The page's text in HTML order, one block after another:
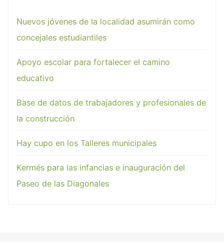
Nuevos jóvenes de la localidad asumirán como
concejales estudiantiles
Apoyo escolar para fortalecer el camino
educativo
Base de datos de trabajadores y profesionales de
la construcción
Hay cupo en los Talleres municipales
Kermés para las infancias e inauguración del
Paseo de las Diagonales